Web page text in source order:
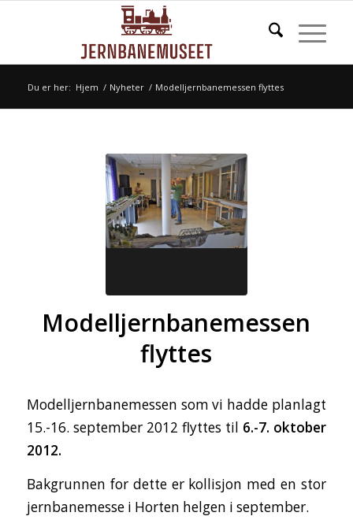
Du er her: Hjem / Nyheter / Modelljernbanemessen flyttes
Modelljernbanemessen
flyttes
Modelljernbanemessen som vi hadde planlagt
15.-16. september 2012 flyttes til 6.-7. oktober
2012.
Bakgrunnen for dette er kollisjon med en stor
jernbanemesse i Horten helgen i september.